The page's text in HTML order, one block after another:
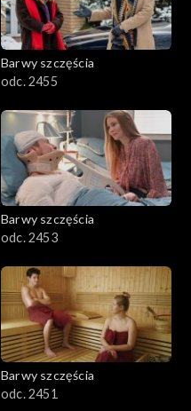
Barwy szczęścia
odc. 2455
Barwy szczęścia
odc. 2453
Barwy szczęścia
odc. 2451